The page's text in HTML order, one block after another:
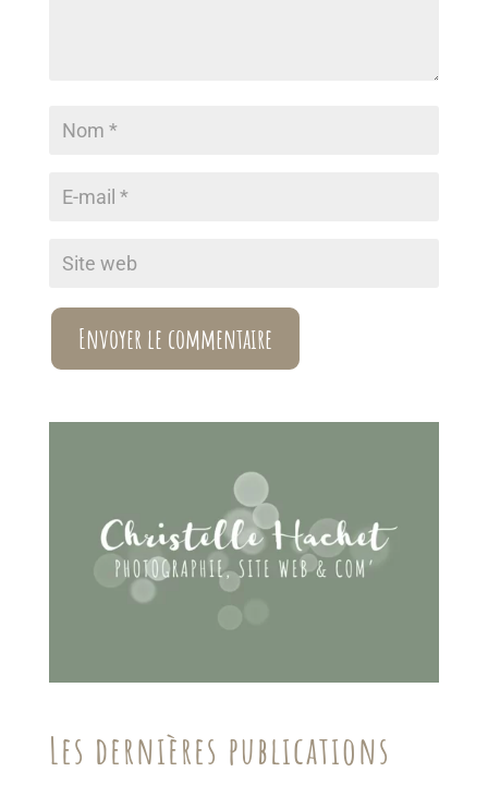
Envoyer le commentaire
Les dernières publications